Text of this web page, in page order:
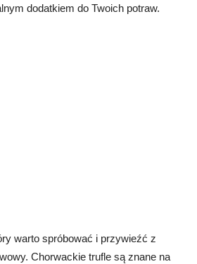
dodatkiem do Twoich potraw.
warto spróbować i przywieźć z
Chorwackie trufle są znane na